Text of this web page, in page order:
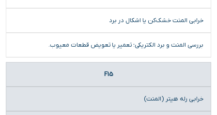
خرابی المنت خشک‌کن یا اشکال در برد
بررسی المنت و برد الکتریکی؛ تعمیر یا تعویض قطعات معیوب.
F15
خرابی رله هیتر (المنت)